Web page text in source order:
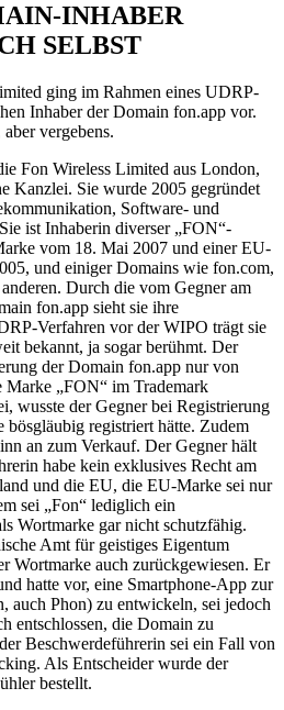
INHABER
SELBST
ging im Rahmen eines UDRP-
Inhaber der Domain fon.app vor.
vergebens.
Fon Wireless Limited aus London,
Kanzlei. Sie wurde 2005 gegründet
Software- und
ist Inhaberin diverser „FON“-
vom 18. Mai 2007 und einer EU-
und einiger Domains wie fon.com,
Durch die vom Gegner am
fon.app sieht sie ihre
Verfahren vor der WIPO trägt sie
bekannt, ja sogar berühmt. Der
der Domain fon.app nur von
„FON“ im Trademark
wusste der Gegner bei Registrierung
bösgläubig registriert hätte. Zudem
an zum Verkauf. Der Gegner hält
habe kein exklusives Recht am
und die EU, die EU-Marke sei nur
sei „Fon“ lediglich ein
Wortmarke gar nicht schutzfähig.
Amt für geistiges Eigentum
Wortmarke auch zurückgewiesen. Er
hatte vor, eine Smartphone-App zur
auch Phon) zu entwickeln, sei jedoch
entschlossen, die Domain zu
Beschwerdeführerin sei ein Fall von
Als Entscheider wurde der
bestellt.